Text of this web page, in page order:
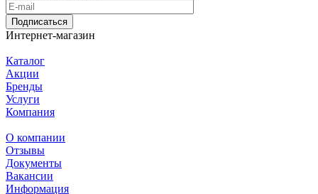
Подписаться
Интернет-магазин
Каталог
Акции
Бренды
Услуги
Компания
О компании
Отзывы
Документы
Вакансии
Информация